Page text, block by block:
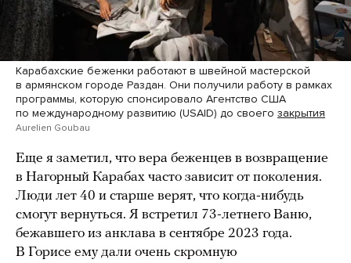
Карабахские беженки работают в швейной мастерской
в армянском городе Раздан. Они получили работу в рамках
программы, которую спонсировало Агентство США
по международному развитию (USAID) до своего закрытия
Aurelien Goubau
Еще я заметил, что вера беженцев в возвращение
в Нагорный Карабах часто зависит от поколения.
Люди лет 40 и старше верят, что когда-нибудь
смогут вернуться. Я встретил 73-летнего Ваню,
бежавшего из анклава в сентябре 2023 года.
В Горисе ему дали очень скромную